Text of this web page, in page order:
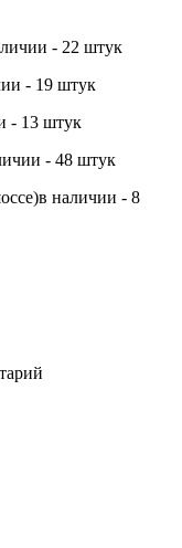
- 22 штук
- 19 штук
- 13 штук
- 48 штук
в наличии - 8